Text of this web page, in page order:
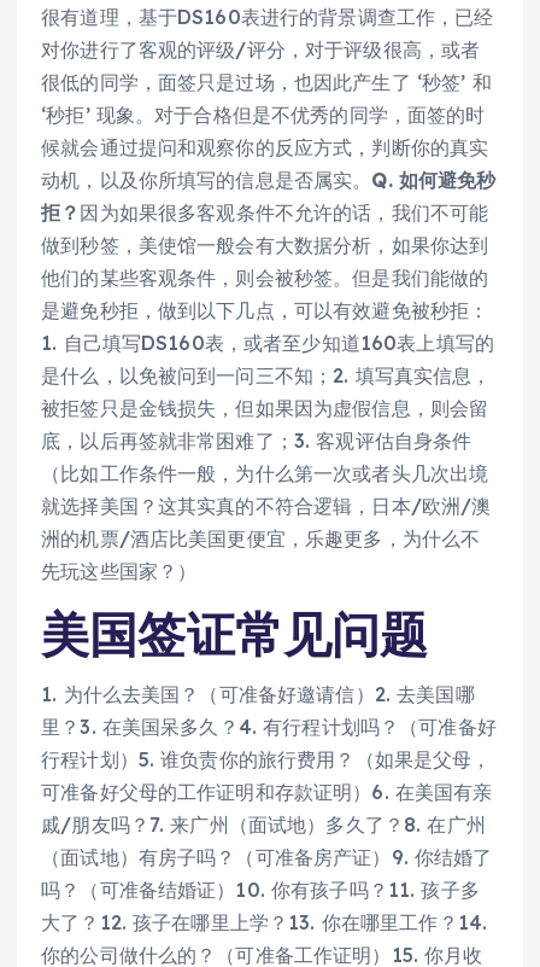
很有道理，基于DS160表进行的背景调查工作，已经
对你进行了客观的评级/评分，对于评级很高，或者
很低的同学，面签只是过场，也因此产生了 ‘秒签’ 和
‘秒拒’ 现象。对于合格但是不优秀的同学，面签的时
候就会通过提问和观察你的反应方式，判断你的真实
动机，以及你所填写的信息是否属实。 Q. 如何避免秒
拒？ 因为如果很多客观条件不允许的话，我们不可能
做到秒签，美使馆一般会有大数据分析，如果你达到
他们的某些客观条件，则会被秒签。但是我们能做的
是避免秒拒，做到以下几点，可以有效避免被秒拒：
1. 自己填写DS160表，或者至少知道160表上填写的
是什么，以免被问到一问三不知；2. 填写真实信息，
被拒签只是金钱损失，但如果因为虚假信息，则会留
底，以后再签就非常困难了；3. 客观评估自身条件
（比如工作条件一般，为什么第一次或者头几次出境
就选择美国？这其实真的不符合逻辑，日本/欧洲/澳
洲的机票/酒店比美国更便宜，乐趣更多，为什么不
先玩这些国家？）
美国签证常见问题
1. 为什么去美国？（可准备好邀请信）2. 去美国哪
里？3. 在美国呆多久？4. 有行程计划吗？（可准备好
行程计划）5. 谁负责你的旅行费用？（如果是父母，
可准备好父母的工作证明和存款证明）6. 在美国有亲
戚/朋友吗？7. 来广州（面试地）多久了？8. 在广州
（面试地）有房子吗？（可准备房产证）9. 你结婚了
吗？（可准备结婚证）10. 你有孩子吗？11. 孩子多
大了？12. 孩子在哪里上学？13. 你在哪里工作？14.
你的公司做什么的？（可准备工作证明）15. 你月收